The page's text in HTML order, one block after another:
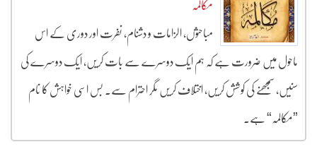
مکالمہ
مباحثوں، الزامات و دشنام، نفرت اور دوری کے اس
ماحول میں ضرورت ہے کہ ہم ایک دوسرے سے بات کریں، ایک دوسرے کی
سنیں، سمجھنے کی کوشش کریں، اختلاف کریں مگر احترام سے۔ بس اسی خواہش کا نام
”مکالمہ“ ہے۔